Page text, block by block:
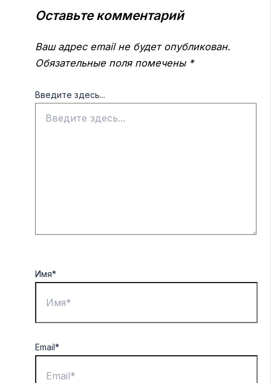
Оставьте комментарий
Ваш адрес email не будет опубликован.
Обязательные поля помечены *
Введите здесь...
Имя*
Email*